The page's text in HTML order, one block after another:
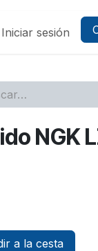
Iniciar sesión
NGK
a la cesta